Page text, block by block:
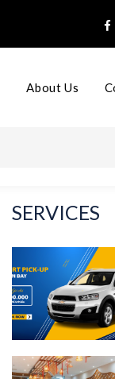
About Us
SERVICES